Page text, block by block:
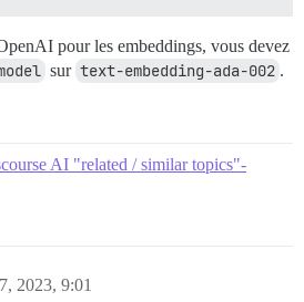
pour les embeddings, vous devez
sur text-embedding-ada-002 .
AI "related / similar topics"-
2023, 9:01